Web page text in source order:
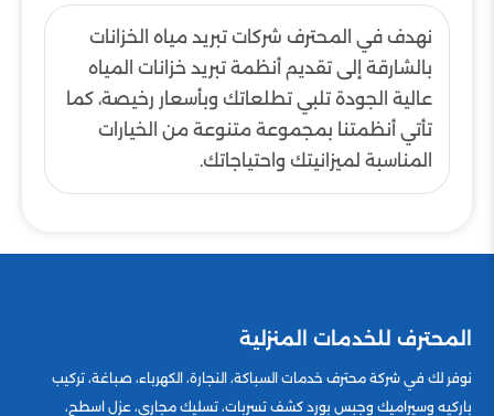
نهدف في المحترف شركات تبريد مياه الخزانات
بالشارقة إلى تقديم أنظمة تبريد خزانات المياه
عالية الجودة تلبي تطلعاتك وبأسعار رخيصة، كما
تأتي أنظمتنا بمجموعة متنوعة من الخيارات
المناسبة لميزانيتك واحتياجاتك.
المحترف للخدمات المنزلية
نوفر لك في شركة محترف خدمات السباكة، النجارة، الكهرباء، صباغة، تركيب
باركيه وسيراميك وجبس بورد كشف تسربات، تسليك مجاري، عزل اسطح،